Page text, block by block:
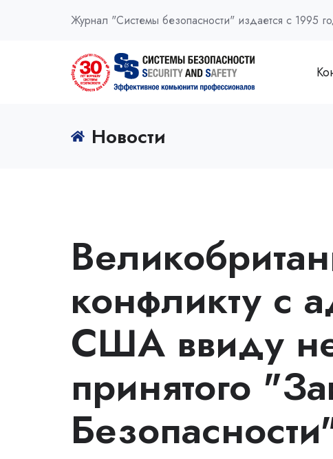
Журнал "Системы безопасности" издается с 1995
Новости
конфликту с
США ввиду
принятого